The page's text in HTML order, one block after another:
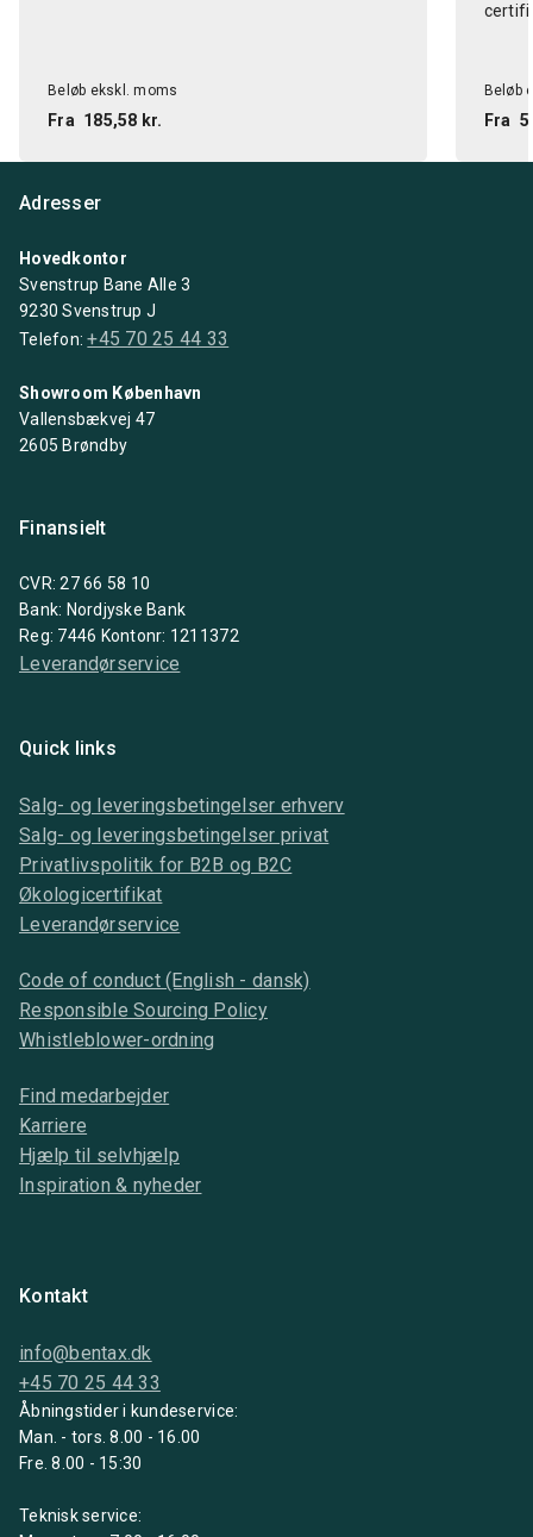
Beløb ekskl. moms
Fra 185,58 kr.
Beløb
Fra
Adresser
Hovedkontor
Svenstrup Bane Alle 3
9230 Svenstrup J
Telefon:+45 70 25 44 33
Showroom København
Vallensbækvej 47
2605 Brøndby
Finansielt
CVR: 27 66 58 10
Bank: Nordjyske Bank
Reg: 7446 Kontonr: 1211372
Leverandørservice
Quick links
Salg- og leveringsbetingelser erhverv
Salg- og leveringsbetingelser privat
Privatlivspolitik for B2B og B2C
Økologicertifikat
Leverandørservice
Code of conduct (English - dansk)
Responsible Sourcing Policy
Whistleblower-ordning
Find medarbejder
Karriere
Hjælp til selvhjælp
Inspiration & nyheder
Kontakt
info@bentax.dk
+45 70 25 44 33
Åbningstider i kundeservice:
Man. - tors. 8.00 - 16.00
Fre. 8.00 - 15:30
Teknisk service: